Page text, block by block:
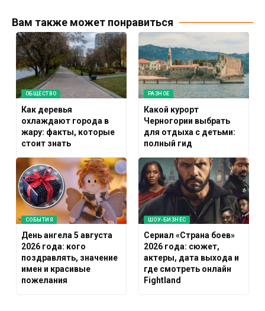
Вам также может понравиться
ОБЩЕСТВО
Как деревья
охлаждают города в
жару: факты, которые
стоит знать
РАЗНОЕ
Какой курорт
Черногории выбрать
для отдыха с детьми:
полный гид
СОБЫТИЯ
День ангела 5 августа
2026 года: кого
поздравлять, значение
имен и красивые
пожелания
ШОУ-БИЗНЕС
Сериал «Страна боев»
2026 года: сюжет,
актеры, дата выхода и
где смотреть онлайн
Fightland